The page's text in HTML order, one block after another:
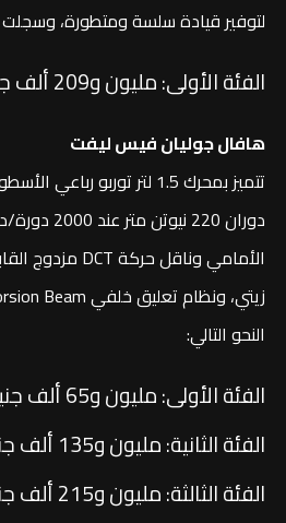
لتوفير قيادة سلسة ومتطورة، وسجلت
الفئة الأولى: مليون و209 ألف جنيه
هافال جوليان فيس ليفت
دوران 220
النحو التالي:
الفئة الأولى: مليون و65 ألف جنيه
الفئة الثانية: مليون و135 ألف جنيه
الفئة الثالثة: مليون و215 ألف جنيه